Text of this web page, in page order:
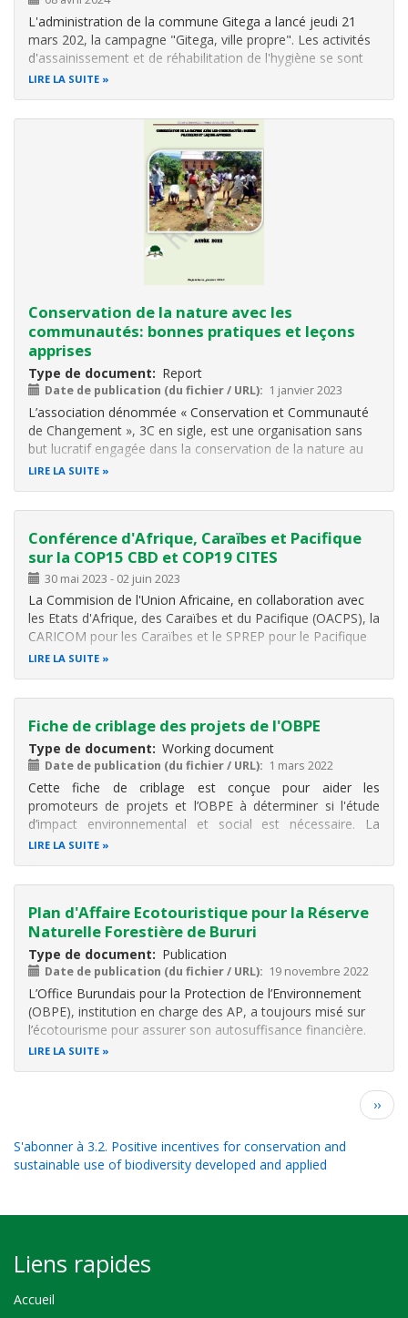
L'administration de la commune Gitega a lancé jeudi 21
mars 202, la campagne "Gitega, ville propre". Les activités
d'assainissement et de réhabilitation de l'hygiène se sont
déroulées à la place du marché central de la ville de Gitega.
LIRE LA SUITE
Conservation de la nature avec les
communautés: bonnes pratiques et leçons
apprises
Type de document Report
Date de publication (du fichier / URL) 1 janvier 2023
L’association dénommée « Conservation et Communauté
de Changement », 3C en sigle, est une organisation sans
but lucratif engagée dans la conservation de la nature au
Burundi en travaillant ensemble avec les communautés
LIRE LA SUITE
Conférence d'Afrique, Caraïbes et Pacifique
sur la COP15 CBD et COP19 CITES
30 mai 2023 - 02 juin 2023
La Commision de l'Union Africaine, en collaboration avec
les Etats d'Afrique, des Caraïbes et du Pacifique (OACPS), la
CARICOM pour les Caraïbes et le SPREP pour le Pacifique
organisent une conférence de haut niveau d'Afrique,
LIRE LA SUITE
Fiche de criblage des projets de l'OBPE
Type de document Working document
Date de publication (du fichier / URL) 1 mars 2022
Cette fiche de criblage est conçue pour aider les
promoteurs de projets et l’OBPE à déterminer si l'étude
d’impact environnemental et social est nécessaire. La
décision est prise à la base des caractéristiques du projet
LIRE LA SUITE
Plan d'Affaire Ecotouristique pour la Réserve
Naturelle Forestière de Bururi
Type de document Publication
Date de publication (du fichier / URL) 19 novembre 2022
L’Office Burundais pour la Protection de l’Environnement
(OBPE), institution en charge des AP, a toujours misé sur
l’écotourisme pour assurer son autosuffisance financière.
Actuellement, suite à l’insuffisance des allocations
LIRE LA SUITE
Page
››
S'abonner à 3.2. Positive incentives for conservation and
sustainable use of biodiversity developed and applied
Liens rapides
Accueil